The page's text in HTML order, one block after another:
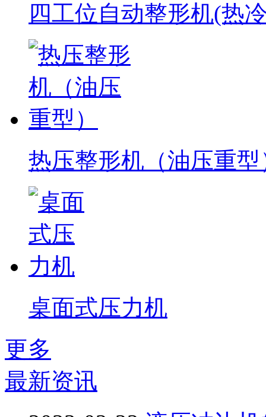
四工位自动整形机(热
热压整形机（油压重型
桌面式压力机
更多
最新资讯